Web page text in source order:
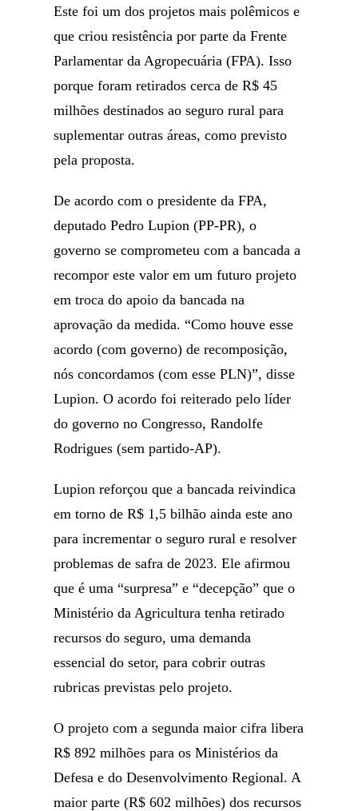
Este foi um dos projetos mais polêmicos e
que criou resistência por parte da Frente
Parlamentar da Agropecuária (FPA). Isso
porque foram retirados cerca de R$ 45
milhões destinados ao seguro rural para
suplementar outras áreas, como previsto
pela proposta.
De acordo com o presidente da FPA,
deputado Pedro Lupion (PP-PR), o
governo se comprometeu com a bancada a
recompor este valor em um futuro projeto
em troca do apoio da bancada na
aprovação da medida. “Como houve esse
acordo (com governo) de recomposição,
nós concordamos (com esse PLN)”, disse
Lupion. O acordo foi reiterado pelo líder
do governo no Congresso, Randolfe
Rodrigues (sem partido-AP).
Lupion reforçou que a bancada reivindica
em torno de R$ 1,5 bilhão ainda este ano
para incrementar o seguro rural e resolver
problemas de safra de 2023. Ele afirmou
que é uma “surpresa” e “decepção” que o
Ministério da Agricultura tenha retirado
recursos do seguro, uma demanda
essencial do setor, para cobrir outras
rubricas previstas pelo projeto.
O projeto com a segunda maior cifra libera
R$ 892 milhões para os Ministérios da
Defesa e do Desenvolvimento Regional. A
maior parte (R$ 602 milhões) dos recursos